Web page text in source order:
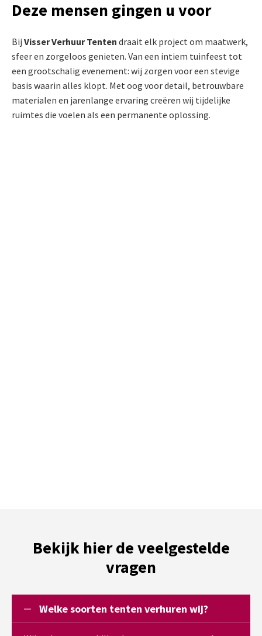
Deze mensen gingen u voor
Bij Visser Verhuur Tenten draait elk project om maatwerk,
sfeer en zorgeloos genieten. Van een intiem tuinfeest tot
een grootschalig evenement: wij zorgen voor een stevige
basis waarin alles klopt. Met oog voor detail, betrouwbare
materialen en jarenlange ervaring creëren wij tijdelijke
ruimtes die voelen als een permanente oplossing.
Bekijk hier de veelgestelde
vragen
Welke soorten tenten verhuren wij?